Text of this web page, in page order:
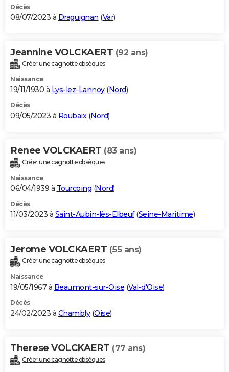
Décès
08/07/2023 à Draguignan (Var)
Jeannine VOLCKAERT (92 ans)
Créer une cagnotte obsèques
Naissance
19/11/1930 à Lys-lez-Lannoy(Nord)
Décès
09/05/2023 à Roubaix(Nord)
Renee VOLCKAERT (83 ans)
Créer une cagnotte obsèques
Naissance
06/04/1939 à Tourcoing (Nord)
Décès
11/03/2023 à Saint-Aubin-lès-Elbeuf(Seine-Maritime)
Jerome VOLCKAERT (55 ans)
Créer une cagnotte obsèques
Naissance
19/05/1967 à Beaumont-sur-Oise (Val-d'Oise)
Décès
24/02/2023 à Chambly(Oise)
Therese VOLCKAERT (77 ans)
Créer une cagnotte obsèques